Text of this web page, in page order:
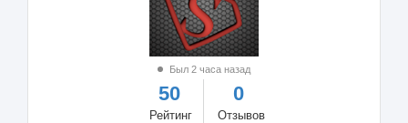
Был 2 часа назад
50
Рейтинг
0
Отзывов